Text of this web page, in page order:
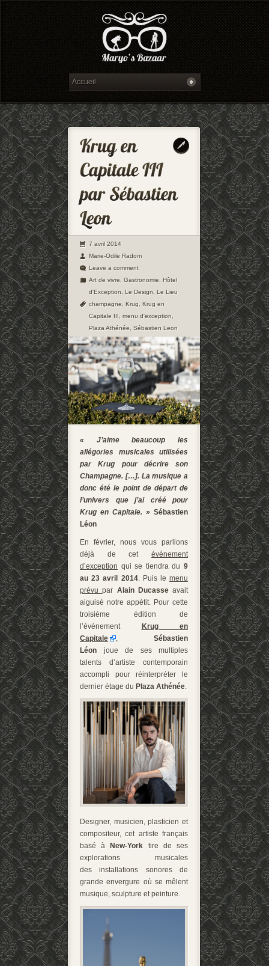
7 avril 2014
Marie-Odile Radom
Leave a comment
Art de vivre
Gastronomie
Hôtel
d'Exception Le Design Le Lieu
champagne
Krug Krug en
Capitale III menu d'exception
Plaza Athénée
Sébastien Leon
« J’aime beaucoup les
allégories musicales utilisées
par Krug pour décrire son
Champagne. […]. La musique a
donc été le point de départ de
l’univers que j’ai créé pour
Krug en Capitale. » Sébastien
Léon
En février, nous vous parlions
déjà de cet événement
d’exception qui se tiendra du 9
au 23 avril 2014. Puis le menu
prévupar Alain Ducasseavait
aiguisé notre appétit. Pour cette
troisième édition de
l’événement
Krug en
Capitale
, Sébastien
Léon joue de ses multiples
talents d’artiste contemporain
accompli pour réinterpréter le
dernier étage du Plaza Athénée.
Designer, musicien, plasticien et
compositeur, cet artiste français
basé à
New-York tire de ses
explorations musicales
des installations sonores de
grande envergure où se mêlent
musique, sculpture et peinture.